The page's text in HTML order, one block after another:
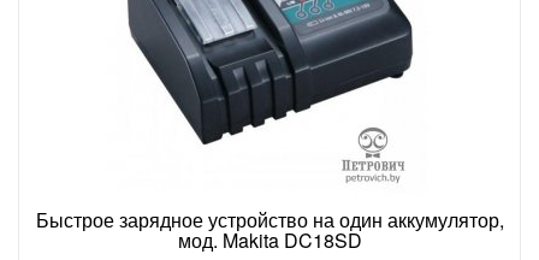
Быстрое зарядное устройство на один аккумулятор,
мод. Makita DC18SD